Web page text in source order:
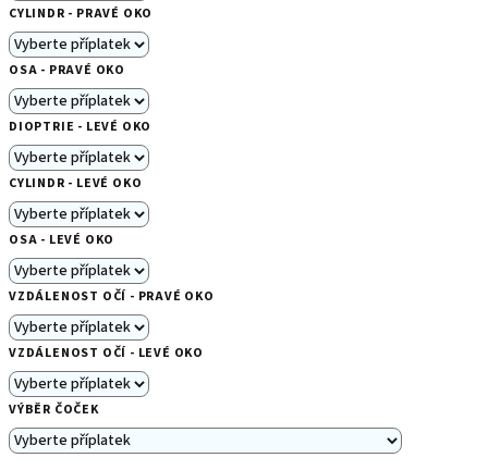
CYLINDR - PRAVÉ OKO
OSA - PRAVÉ OKO
DIOPTRIE - LEVÉ OKO
CYLINDR - LEVÉ OKO
OSA - LEVÉ OKO
VZDÁLENOST OČÍ - PRAVÉ OKO
VZDÁLENOST OČÍ - LEVÉ OKO
VÝBĚR ČOČEK